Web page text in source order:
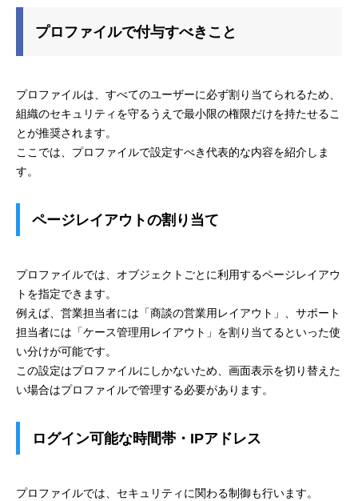
プロファイルで付与すべきこと
プロファイルは、すべてのユーザーに必ず割り当てられるため、
組織のセキュリティを守るうえで最小限の権限だけを持たせるこ
とが推奨されます。
ここでは、プロファイルで設定すべき代表的な内容を紹介しま
す。
ページレイアウトの割り当て
プロファイルでは、オブジェクトごとに利用するページレイアウ
トを指定できます。
例えば、営業担当者には「商談の営業用レイアウト」、サポート
担当者には「ケース管理用レイアウト」を割り当てるといった使
い分けが可能です。
この設定はプロファイルにしかないため、画面表示を切り替えた
い場合はプロファイルで管理する必要があります。
ログイン可能な時間帯・IPアドレス
プロファイルでは、セキュリティに関わる制御も行います。